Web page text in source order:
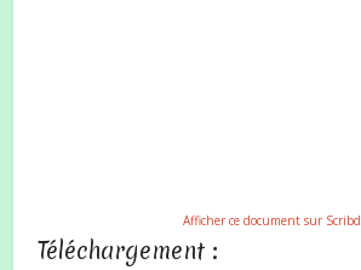
Afficher ce document sur Scribd
Téléchargement :